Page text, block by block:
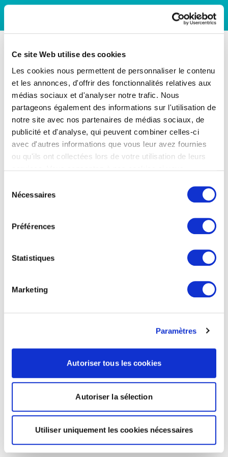
Ce site Web utilise des cookies
Les cookies nous permettent de personnaliser le contenu
et les annonces, d'offrir des fonctionnalités relatives aux
médias sociaux et d'analyser notre trafic. Nous
partageons également des informations sur l'utilisation de
notre site avec nos partenaires de médias sociaux, de
publicité et d'analyse, qui peuvent combiner celles-ci
avec d'autres informations que vous leur avez fournies
ou qu'ils ont collectées lors de votre utilisation de leurs
Nécessaires
Préférences
Statistiques
Marketing
Paramètres
Autoriser tous les cookies
Autoriser la sélection
Utiliser uniquement les cookies nécessaires